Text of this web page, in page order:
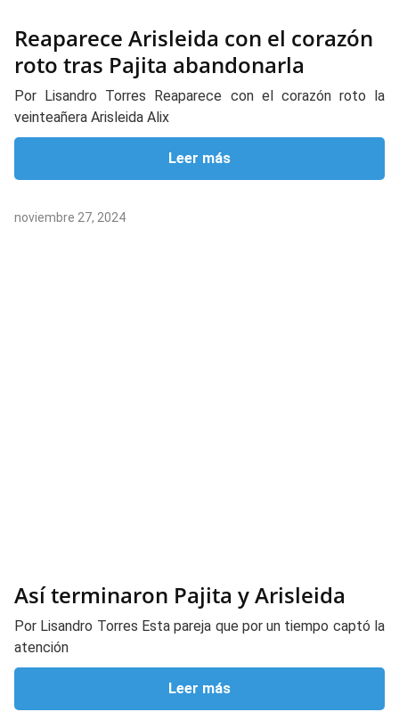
Reaparece Arisleida con el corazón
roto tras Pajita abandonarla
Por Lisandro Torres Reaparece con el corazón roto la
veinteañera Arisleida Alix
Leer más
noviembre 27, 2024
Así terminaron Pajita y Arisleida
Por Lisandro Torres Esta pareja que por un tiempo captó la
atención
Leer más